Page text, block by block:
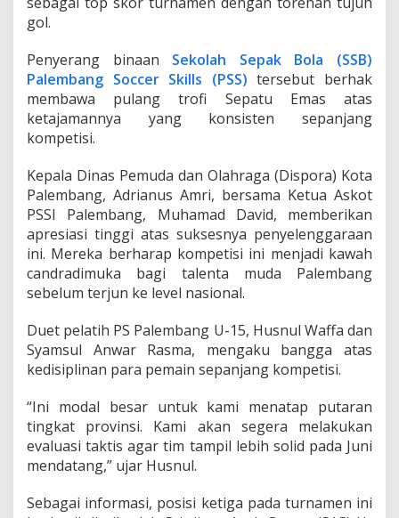
gol.
Penyerang binaan Sekolah Sepak Bola (SSB)
Palembang Soccer Skills (PSS) tersebut berhak
membawa pulang trofi Sepatu Emas atas
ketajamannya yang konsisten sepanjang
kompetisi.
Kepala Dinas Pemuda dan Olahraga (Dispora) Kota
Palembang, Adrianus Amri, bersama Ketua Askot
PSSI Palembang, Muhamad David, memberikan
apresiasi tinggi atas suksesnya penyelenggaraan
ini. Mereka berharap kompetisi ini menjadi kawah
candradimuka bagi talenta muda Palembang
sebelum terjun ke level nasional.
Duet pelatih PS Palembang U-15, Husnul Waffa dan
Syamsul Anwar Rasma, mengaku bangga atas
kedisiplinan para pemain sepanjang kompetisi.
“Ini modal besar untuk kami menatap putaran
tingkat provinsi. Kami akan segera melakukan
evaluasi taktis agar tim tampil lebih solid pada Juni
mendatang,” ujar Husnul.
Sebagai informasi, posisi ketiga pada turnamen ini